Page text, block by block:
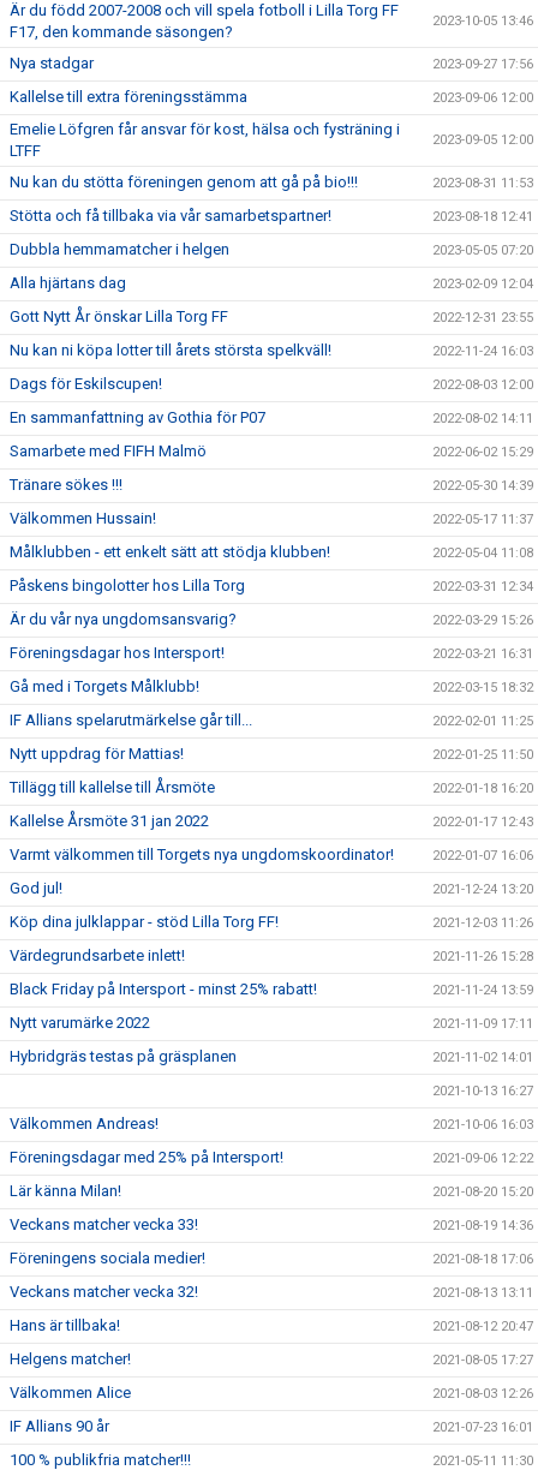
Är du född 2007-2008 och vill spela fotboll i Lilla Torg FF
F17, den kommande säsongen?
2023-10-05 13:46
Nya stadgar 2023-09-27 17:56
Kallelse till extra föreningsstämma 2023-09-06 12:00
Emelie Löfgren får ansvar för kost, hälsa och fysträning i
LTFF
2023-09-05 12:00
Nu kan du stötta föreningen genom att gå på bio!!! 2023-08-31 11:53
Stötta och få tillbaka via vår samarbetspartner! 2023-08-18 12:41
Dubbla hemmamatcher i helgen 2023-05-05 07:20
Alla hjärtans dag 2023-02-09 12:04
Gott Nytt År önskar Lilla Torg FF 2022-12-31 23:55
Nu kan ni köpa lotter till årets största spelkväll! 2022-11-24 16:03
Dags för Eskilscupen! 2022-08-03 12:00
En sammanfattning av Gothia för P07 2022-08-02 14:11
Samarbete med FIFH Malmö 2022-06-02 15:29
Tränare sökes !!! 2022-05-30 14:39
Välkommen Hussain! 2022-05-17 11:37
Målklubben - ett enkelt sätt att stödja klubben! 2022-05-04 11:08
Påskens bingolotter hos Lilla Torg 2022-03-31 12:34
Är du vår nya ungdomsansvarig? 2022-03-29 15:26
Föreningsdagar hos Intersport! 2022-03-21 16:31
Gå med i Torgets Målklubb! 2022-03-15 18:32
IF Allians spelarutmärkelse går till... 2022-02-01 11:25
Nytt uppdrag för Mattias! 2022-01-25 11:50
Tillägg till kallelse till Årsmöte 2022-01-18 16:20
Kallelse Årsmöte 31 jan 2022 2022-01-17 12:43
Varmt välkommen till Torgets nya ungdomskoordinator! 2022-01-07 16:06
God jul! 2021-12-24 13:20
Köp dina julklappar - stöd Lilla Torg FF! 2021-12-03 11:26
Värdegrundsarbete inlett! 2021-11-26 15:28
Black Friday på Intersport - minst 25% rabatt! 2021-11-24 13:59
Nytt varumärke 2022 2021-11-09 17:11
Hybridgräs testas på gräsplanen 2021-11-02 14:01
2021-10-13 16:27
Välkommen Andreas! 2021-10-06 16:03
Föreningsdagar med 25% på Intersport! 2021-09-06 12:22
Lär känna Milan! 2021-08-20 15:20
Veckans matcher vecka 33! 2021-08-19 14:36
Föreningens sociala medier! 2021-08-18 17:06
Veckans matcher vecka 32! 2021-08-13 13:11
Hans är tillbaka! 2021-08-12 20:47
Helgens matcher! 2021-08-05 17:27
Välkommen Alice 2021-08-03 12:26
IF Allians 90 år 2021-07-23 16:01
100 % publikfria matcher!!! 2021-05-11 11:30